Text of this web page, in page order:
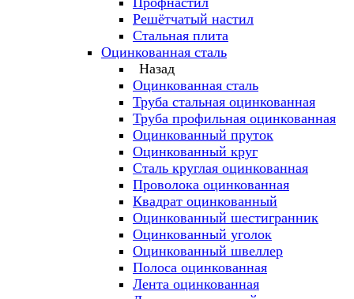
Решётчатый настил
Стальная плита
Оцинкованная сталь
Назад
Оцинкованная сталь
Труба стальная оцинкованная
Труба профильная оцинкованная
Оцинкованный пруток
Оцинкованный круг
Сталь круглая оцинкованная
Проволока оцинкованная
Квадрат оцинкованный
Оцинкованный шестигранник
Оцинкованный уголок
Оцинкованный швеллер
Полоса оцинкованная
Лента оцинкованная